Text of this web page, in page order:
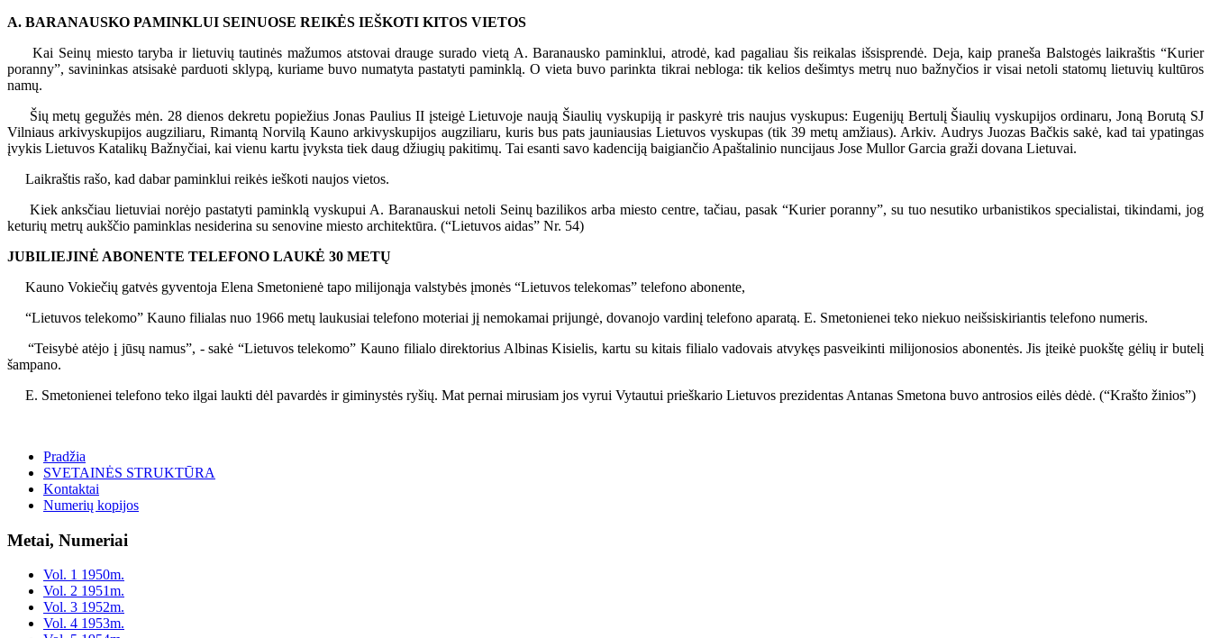
A. BARANAUSKO PAMINKLUI SEINUOSE REIKĖS IEŠKOTI KITOS VIETOS
Kai Seinų miesto taryba ir lietuvių tautinės mažumos atstovai drauge surado vietą A. Baranausko paminklui, atrodė, kad pagaliau šis reikalas išsisprendė. Deja, kaip praneša Balstogės laikraštis “Kurier
poranny”, savininkas atsisakė parduoti sklypą, kuriame buvo numatyta pastatyti paminklą. O vieta buvo parinkta tikrai nebloga: tik kelios dešimtys metrų nuo bažnyčios ir visai netoli statomų lietuvių kultūros
namų.
Šių metų gegužės mėn. 28 dienos dekretu popiežius Jonas Paulius II įsteigė Lietuvoje naują Šiaulių vyskupiją ir paskyrė tris naujus vyskupus: Eugenijų Bertulį Šiaulių vyskupijos ordinaru, Joną Borutą SJ
Vilniaus arkivyskupijos augziliaru, Rimantą Norvilą Kauno arkivyskupijos augziliaru, kuris bus pats jauniausias Lietuvos vyskupas (tik 39 metų amžiaus). Arkiv. Audrys Juozas Bačkis sakė, kad tai ypatingas
įvykis Lietuvos Katalikų Bažnyčiai, kai vienu kartu įvyksta tiek daug džiugių pakitimų. Tai esanti savo kadenciją baigiančio Apaštalinio nuncijaus Jose Mullor Garcia graži dovana Lietuvai.
Laikraštis rašo, kad dabar paminklui reikės ieškoti naujos vietos.
Kiek anksčiau lietuviai norėjo pastatyti paminklą vyskupui A. Baranauskui netoli Seinų bazilikos arba miesto centre, tačiau, pasak “Kurier poranny”, su tuo nesutiko urbanistikos specialistai, tikindami, jog
keturių metrų aukščio paminklas nesiderina su senovine miesto architektūra. (“Lietuvos aidas” Nr. 54)
JUBILIEJINĖ ABONENTE TELEFONO LAUKĖ 30 METŲ
Kauno Vokiečių gatvės gyventoja Elena Smetonienė tapo milijonąja valstybės įmonės “Lietuvos telekomas” telefono abonente,
“Lietuvos telekomo” Kauno filialas nuo 1966 metų laukusiai telefono moteriai jį nemokamai prijungė, dovanojo vardinį telefono aparatą. E. Smetonienei teko niekuo neišsiskiriantis telefono numeris.
“Teisybė atėjo į jūsų namus”, - sakė “Lietuvos telekomo” Kauno filialo direktorius Albinas Kisielis, kartu su kitais filialo vadovais atvykęs pasveikinti milijonosios abonentės. Jis įteikė puokštę gėlių ir butelį
šampano.
E. Smetonienei telefono teko ilgai laukti dėl pavardės ir giminystės ryšių. Mat pernai mirusiam jos vyrui Vytautui prieškario Lietuvos prezidentas Antanas Smetona buvo antrosios eilės dėdė. (“Krašto žinios”)
Pradžia
SVETAINĖS STRUKTŪRA
Kontaktai
Numerių kopijos
Metai, Numeriai
Vol. 1 1950m.
Vol. 2 1951m.
Vol. 3 1952m.
Vol. 4 1953m.